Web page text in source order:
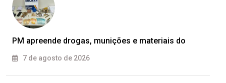
PM apreende drogas, munições e materiais do
7 de agosto de 2026